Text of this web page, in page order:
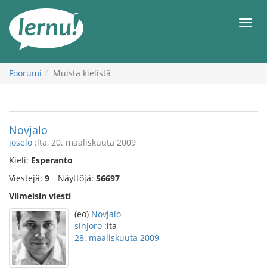
sisältöön
Foorumi Muista kielistä
Novjalo
joselo :lta, 20. maaliskuuta 2009
Kieli: Esperanto
Viestejä: 9 Näyttöjä: 56697
Viimeisin viesti
(eo) Novjalo
sinjoro :lta
28. maaliskuuta 2009